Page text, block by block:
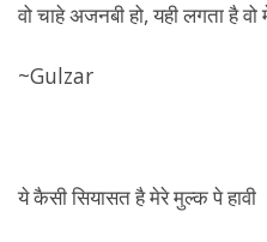
वो चाहे अजनबी हो, यही लगता है
~Gulzar
‏ये कैसी सियासत है मेरे मुल्क पे हावी